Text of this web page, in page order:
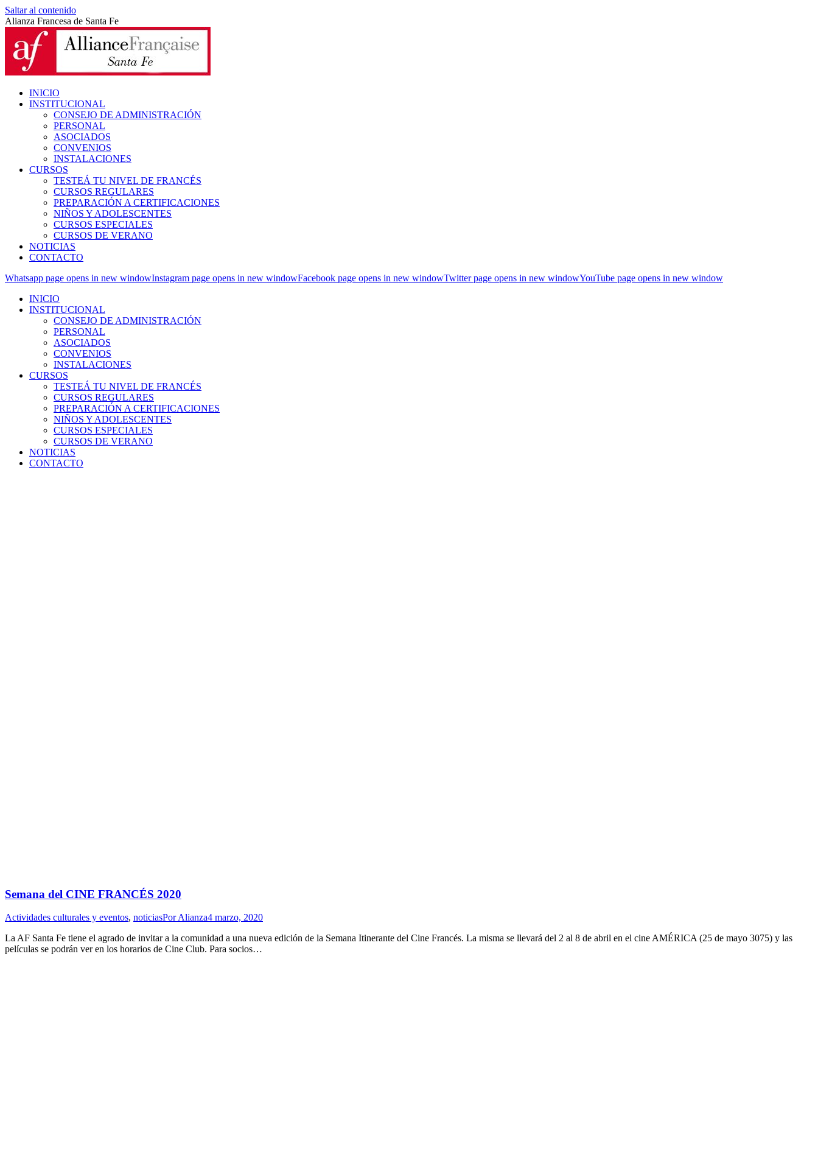
Saltar al contenido
Alianza Francesa de Santa Fe
INICIO
INSTITUCIONAL
CONSEJO DE ADMINISTRACIÓN
PERSONAL
ASOCIADOS
CONVENIOS
INSTALACIONES
CURSOS
TESTEÁ TU NIVEL DE FRANCÉS
CURSOS REGULARES
PREPARACIÓN A CERTIFICACIONES
NIÑOS Y ADOLESCENTES
CURSOS ESPECIALES
CURSOS DE VERANO
NOTICIAS
CONTACTO
Whatsapp page opens in new windowInstagram page opens in new windowFacebook page opens in new windowTwitter page opens in new windowYouTube page opens in new window
INICIO
INSTITUCIONAL
CONSEJO DE ADMINISTRACIÓN
PERSONAL
ASOCIADOS
CONVENIOS
INSTALACIONES
CURSOS
TESTEÁ TU NIVEL DE FRANCÉS
CURSOS REGULARES
PREPARACIÓN A CERTIFICACIONES
NIÑOS Y ADOLESCENTES
CURSOS ESPECIALES
CURSOS DE VERANO
NOTICIAS
CONTACTO
Semana del CINE FRANCÉS 2020
Actividades culturales y eventos, noticiasPorAlianza4 marzo, 2020
La AF Santa Fe tiene el agrado de invitar a la comunidad a una nueva edición de la Semana Itinerante del Cine Francés. La misma se llevará del 2 al 8 de abril en el cine AMÉRICA (25 de mayo 3075) y las
películas se podrán ver en los horarios de Cine Club. Para socios…